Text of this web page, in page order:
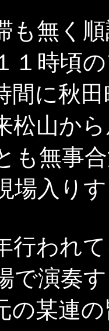
も無く
１時頃
間に秋
松山か
も無事
場入り
行われ
で演奏
の某連